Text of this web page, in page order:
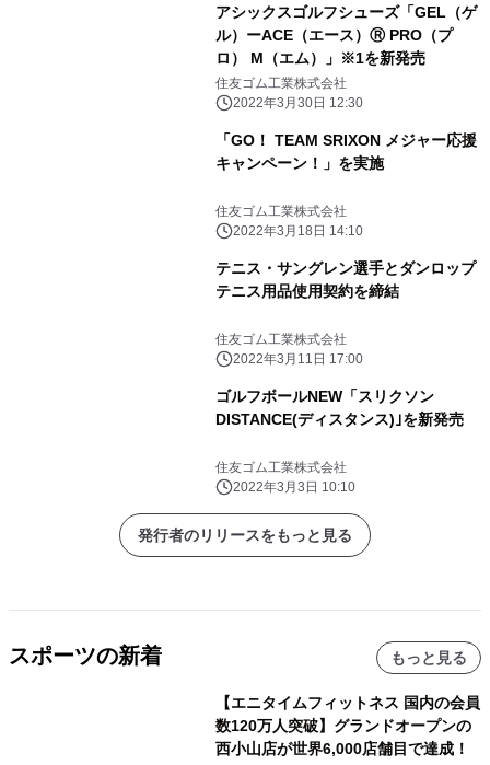
アシックスゴルフシューズ「GEL（ゲ
ル）ーACE（エース）Ⓡ PRO（プ
ロ） M（エム）」※1を新発売
住友ゴム工業株式会社
2022年3月30日 12:30
「GO！ TEAM SRIXON メジャー応援
キャンペーン！」を実施
住友ゴム工業株式会社
2022年3月18日 14:10
テニス・サングレン選手とダンロップ
テニス用品使用契約を締結
住友ゴム工業株式会社
2022年3月11日 17:00
ゴルフボールNEW「スリクソン
DISTANCE(ディスタンス)｣を新発売
住友ゴム工業株式会社
2022年3月3日 10:10
発行者のリリースをもっと見る
スポーツの新着 もっと見る
【エニタイムフィットネス 国内の会員
数120万人突破】グランドオープンの
西小山店が世界6,000店舗目で達成！